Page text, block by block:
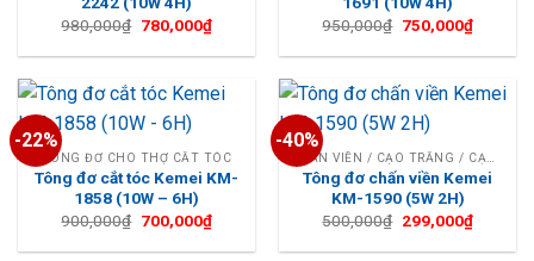
980,000₫ Giá
là:
780,000₫Giá
hiện
tại
780,000₫.
950,000₫ Giá
là:
750,000₫Giá
hiện
tại
-22%
TÔNG ĐƠ CHO THỢ CẮT TÓC
Tông đơ cắt tóc Kemei KM-
1858 (10W – 6H)
900,000₫ Giá
là:
700,000₫Giá
hiện
tại
-40%
Tông đơ chấn viền Kemei
KM-1590 (5W 2H)
500,000₫ Giá
là:
299,000₫Giá
hiện
tại